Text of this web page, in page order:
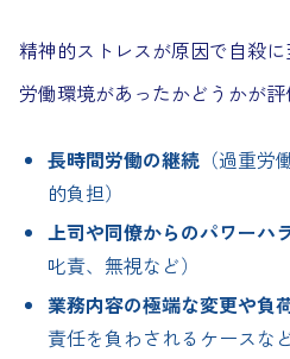
精神的ストレスが原因で自殺
労働環境があったかどうかが評
長時間労働の継続 （過重
的負担）
上司や同僚からのパワーハ
叱責、無視など）
業務内容の極端な変更や負
責任を負わされるケースなど